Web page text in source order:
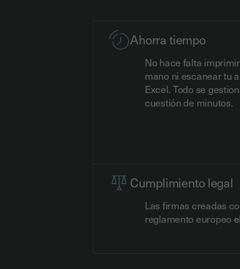
Ahorra tiempo
No hace falta
mano ni escanear tu
Excel. Todo se
cuestión de minutos.
Cumplimiento legal
Las firmas creadas
reglamento europeo